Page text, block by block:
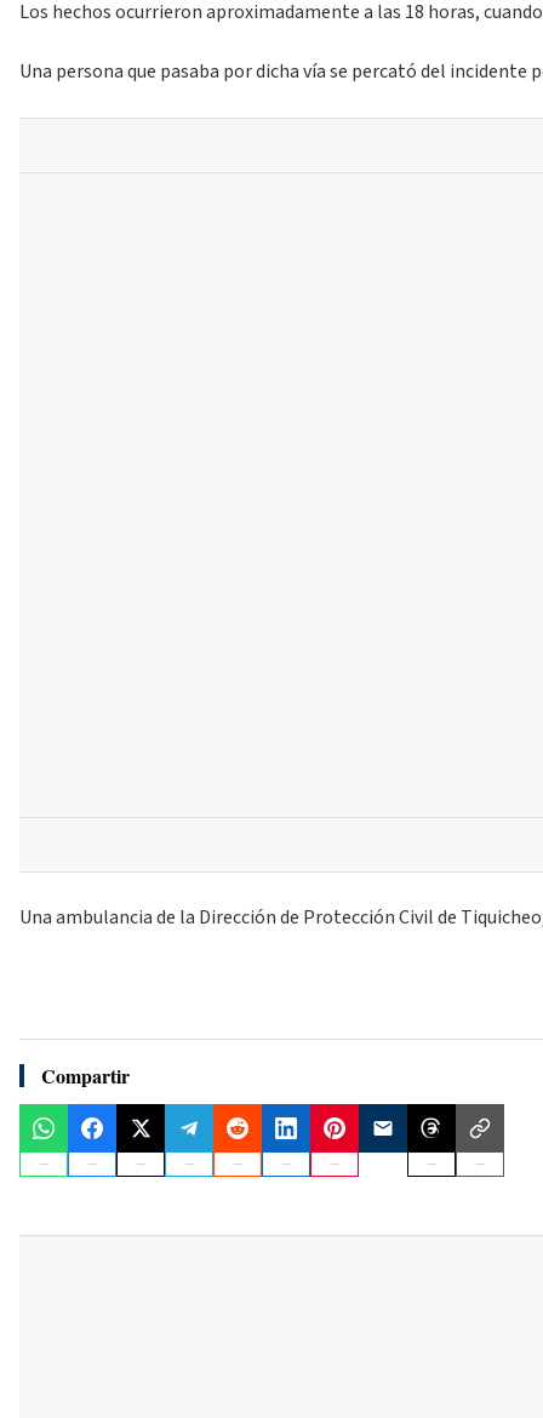
Los hechos ocurrieron aproximadamente a las 18 horas,
Una persona que pasaba por dicha vía se percató del
Una ambulancia de la Dirección de Protección Civil de
Compartir